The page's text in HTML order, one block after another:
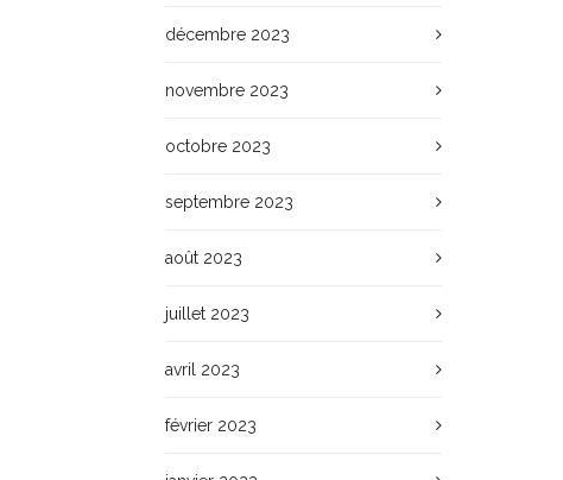
décembre 2023
novembre 2023
octobre 2023
septembre 2023
août 2023
juillet 2023
avril 2023
février 2023